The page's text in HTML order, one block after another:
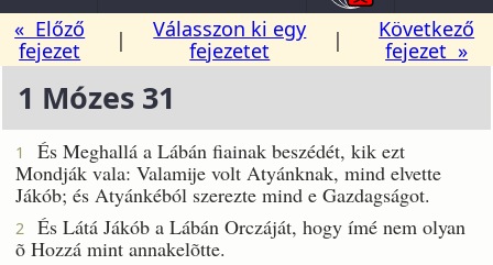
« Előző
fejezet
|
Válasszon ki egy
fejezetet
|
Következő
fejezet »
1 Mózes 31
1
És Meghallá a Lábán fiainak beszédét, kik ezt
Mondják vala: Valamije volt Atyánknak, mind elvette
Jákób; és Atyánkéból szerezte mind e Gazdagságot.
2
És Látá Jákób a Lábán Orczáját, hogy ímé nem olyan
õ Hozzá mint annakelõtte.